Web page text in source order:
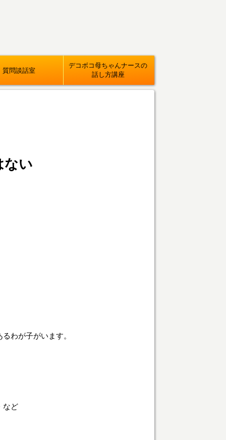
質問談話室
デコボコ母ちゃんナースの
話し方講座
ない
わが子がいます。
など